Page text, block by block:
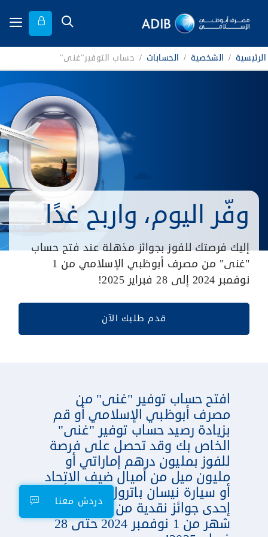
الرئيسية / الشخصية / الحسابات / حساب التوفير"غنى"
وفّر اليوم، واربح غدًا
إليك فرصتك للفوز بجوائز مذهلة عند فتح حساب
"غنى" من مصرف أبوظبي الإسلامي من 1
نوفمبر 2024 إلى 28 فبراير 2025!
قدم طلبك الآن
افتح حساب توفير "غنى" من
مصرف أبوظبي الإسلامي أو قم
بزيادة رصيد حساب توفير "غنى"
الخاص بك وقد تحصل على فرصة
للفوز بمليون درهم إماراتي أو
مليون ميل من أميال ضيف الاتحاد
أو سيارة نيسان باترول جديدة أو
إحدى جوائز نقدية من 45 جائزة كل
شهر من 1 نوفمبر 2024 حتى 28
دردش معنا